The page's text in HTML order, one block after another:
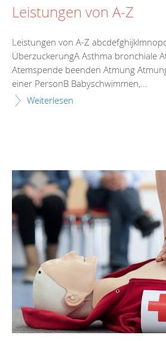
Leistungen von A-Z
Leistungen von A-Z
ÜberzuckerungA Asthma bronchiale
Atemspende beenden Atmung
einer PersonB Babyschwimmen,...
Weiterlesen